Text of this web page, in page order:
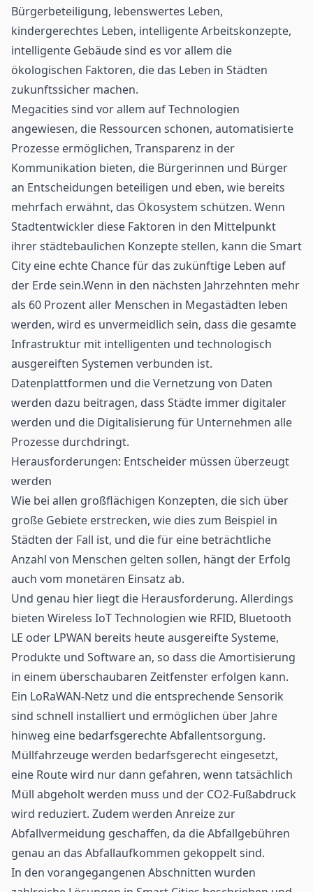
Bürgerbeteiligung, lebenswertes Leben,
kindergerechtes Leben, intelligente Arbeitskonzepte,
intelligente Gebäude sind es vor allem die
ökologischen Faktoren, die das Leben in Städten
zukunftssicher machen.
Megacities sind vor allem auf Technologien
angewiesen, die Ressourcen schonen, automatisierte
Prozesse ermöglichen, Transparenz in der
Kommunikation bieten, die Bürgerinnen und Bürger
an Entscheidungen beteiligen und eben, wie bereits
mehrfach erwähnt, das Ökosystem schützen. Wenn
Stadtentwickler diese Faktoren in den Mittelpunkt
ihrer städtebaulichen Konzepte stellen, kann die Smart
City eine echte Chance für das zukünftige Leben auf
der Erde sein.Wenn in den nächsten Jahrzehnten mehr
als 60 Prozent aller Menschen in Megastädten leben
werden, wird es unvermeidlich sein, dass die gesamte
Infrastruktur mit intelligenten und technologisch
ausgereiften Systemen verbunden ist.
Datenplattformen und die Vernetzung von Daten
werden dazu beitragen, dass Städte immer digitaler
werden und die Digitalisierung für Unternehmen alle
Prozesse durchdringt.
Herausforderungen: Entscheider müssen überzeugt
werden
Wie bei allen großflächigen Konzepten, die sich über
große Gebiete erstrecken, wie dies zum Beispiel in
Städten der Fall ist, und die für eine beträchtliche
Anzahl von Menschen gelten sollen, hängt der Erfolg
auch vom monetären Einsatz ab.
Und genau hier liegt die Herausforderung. Allerdings
bieten Wireless IoT Technologien wie RFID, Bluetooth
LE oder LPWAN bereits heute ausgereifte Systeme,
Produkte und Software an, so dass die Amortisierung
in einem überschaubaren Zeitfenster erfolgen kann.
Ein LoRaWAN-Netz und die entsprechende Sensorik
sind schnell installiert und ermöglichen über Jahre
hinweg eine bedarfsgerechte Abfallentsorgung.
Müllfahrzeuge werden bedarfsgerecht eingesetzt,
eine Route wird nur dann gefahren, wenn tatsächlich
Müll abgeholt werden muss und der CO2-Fußabdruck
wird reduziert. Zudem werden Anreize zur
Abfallvermeidung geschaffen, da die Abfallgebühren
genau an das Abfallaufkommen gekoppelt sind.
In den vorangegangenen Abschnitten wurden